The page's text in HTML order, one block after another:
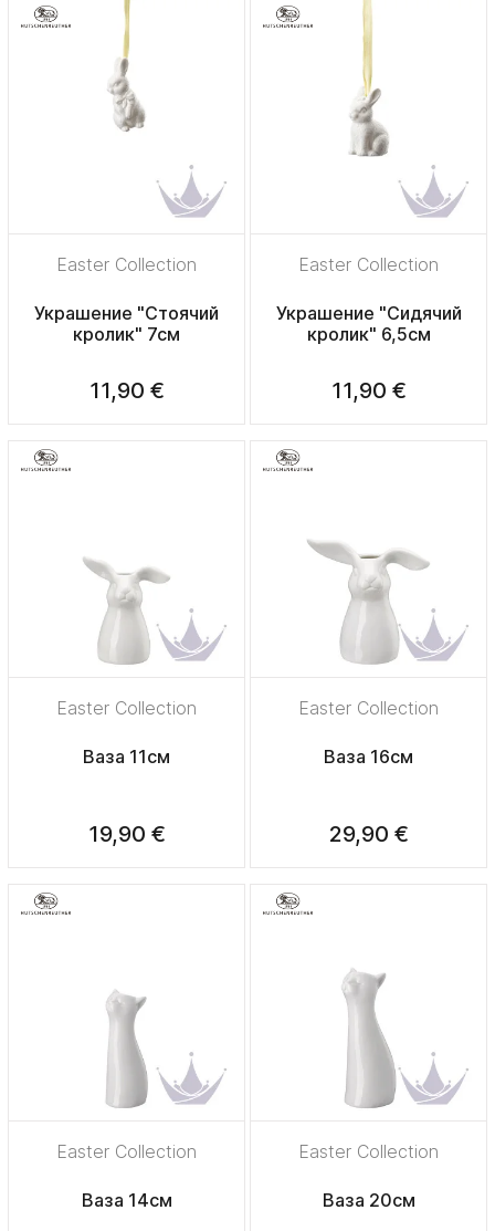
Easter Collection
Украшение "Стоячий
кролик" 7см
11,90 €
Easter Collection
Украшение "Сидячий
кролик" 6,5см
11,90 €
Easter Collection
Ваза 11см
19,90 €
Easter Collection
Ваза 16см
29,90 €
Easter Collection
Ваза 14см
Easter Collection
Ваза 20см